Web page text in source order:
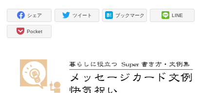
シェア ツイート ブックマーク LINE
Pocket